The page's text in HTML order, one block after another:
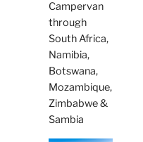
Campervan
through
South Africa,
Namibia,
Botswana,
Mozambique,
Zimbabwe &
Sambia